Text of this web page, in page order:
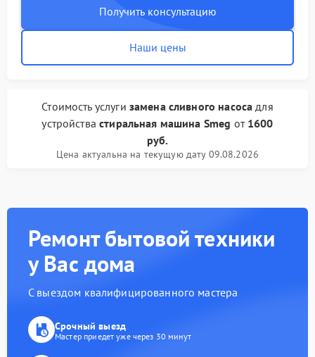
Получить консультацию
Наши цены
Стоимость услуги замена сливного насоса для
устройствастиральная машина Smeg от 1600
руб.
Цена актуальна на текущую дату 09.08.2026
Ремонт бытовой техники
у Вас дома
С выездом квалифицированного мастера
Срочный выезд
Мастер приедет уже через 30 минут